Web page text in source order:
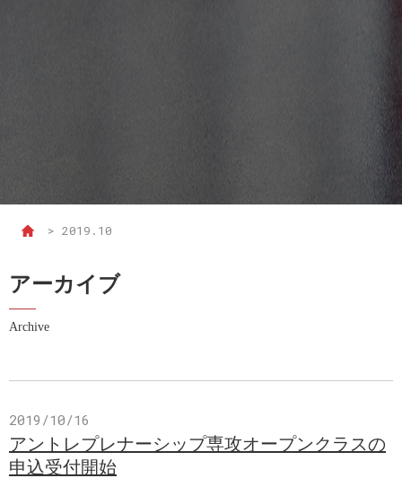
> 2019.10
アーカイブ
Archive
2019/10/16
アントレプレナーシップ専攻オープンクラスの
申込受付開始